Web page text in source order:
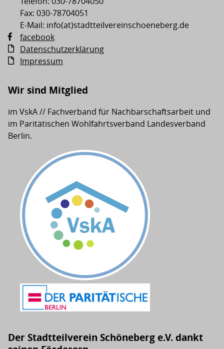
Fax: 030-78704051
E-Mail: info(at)stadtteilvereinschoeneberg.de
facebook
Datenschutzerklärung
Impressum
Wir sind Mitglied
im VskA // Fachverband für Nachbarschaftsarbeit und
im Paritätischen Wohlfahrtsverband Landesverband
Berlin.
Der Stadtteilverein Schöneberg e.V. dankt